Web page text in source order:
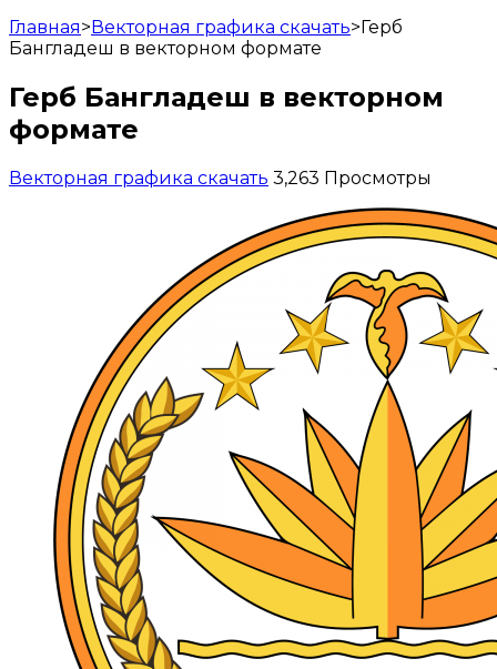
Главная>Векторная графика скачать>Герб
Бангладеш в векторном формате
Герб Бангладеш в векторном
формате
Векторная графика скачать 3,263 Просмотры